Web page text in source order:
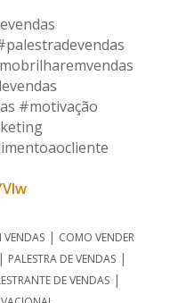
#motivação
VENDAS| COMO VENDER
| PALESTRA DE VENDAS |
DE VENDAS|